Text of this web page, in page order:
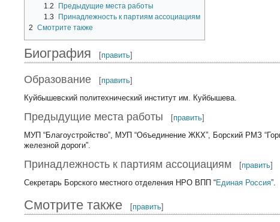
1.2
Предыдущие места работы
1.3
Принадлежность к партиям ассоциациям
2 Смотрите также
Биография [править]
Образование [править]
Куйбышевский политехнический институт им. Куйбышева.
Предыдущие места работы [править]
МУП “Благоустройство”, МУП “Объединение ЖКХ”, Борский РМЗ
железной дороги”.
Принадлежность к партиям ассоциациям [править]
Секретарь Борского местного отделения НРО ВПП “Единая Россия”.
Смотрите также [править]